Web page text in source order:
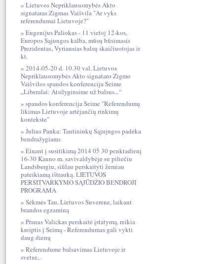
Lietuvos Nepriklausomybės Akto
signataras Zigmas Vaišvila "Ar vyks
referendumai Lietuvoje?"
Eugenijus Paliokas - 11 vietoj 12-kos,
Europos Sąjungos kalba, mūsų būsimasis
Prezidentas, Vyriausias balsų skaičiuotojas ir
kt.
2014-05-20 d. 10.30 val. Lietuvos
Nepriklausomybės Akto signataro Zigmo
Vaišvilos spaudos konferencija Seime
„Liberalai: Atsilyginsime už balsus...“
spaudos konferencija Seime "Referendumų
likimas Lietuvoje artėjančių rinkimų
kontekste"
Julius Panka: Tautininkų Sąjujngos padėka
bendražygiams
Einant į susitikimą 2014 05 30 penktadienį
16-30 Kauno m. savivaldybėje su piliečiu
Landsbergiu, siūlau perskaityti žemiau
pateikiamą ištrauką. LIETUVOS
PERSITVARKYMO SĄJŪDŽIO BENDROJI
PROGRAMA
Sėkmės Tau, Lietuvos Suverene, laikant
brandos egzaminą
Pranas Valickas perskaitė įstatymą, reikia
kreiptis į Seimą - Referendumas gali vykti
daug dienų
Referendume balsavimas Lietuvoje ir
svetur...